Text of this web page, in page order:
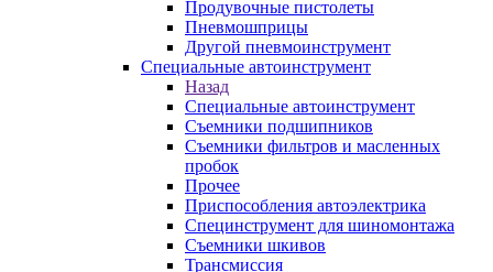
Продувочные пистолеты
Пневмошприцы
Другой пневмоинструмент
Специальные автоинструмент
Назад
Специальные автоинструмент
Съемники подшипников
Съемники фильтров и масленных
пробок
Прочее
Приспособления автоэлектрика
Специнструмент для шиномонтажа
Съемники шкивов
Трансмиссия